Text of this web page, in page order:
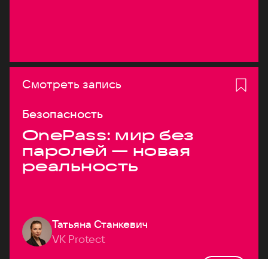
Смотреть запись
Безопасность
OnePass: мир без
паролей — новая
реальность
Татьяна Станкевич
VK Protect